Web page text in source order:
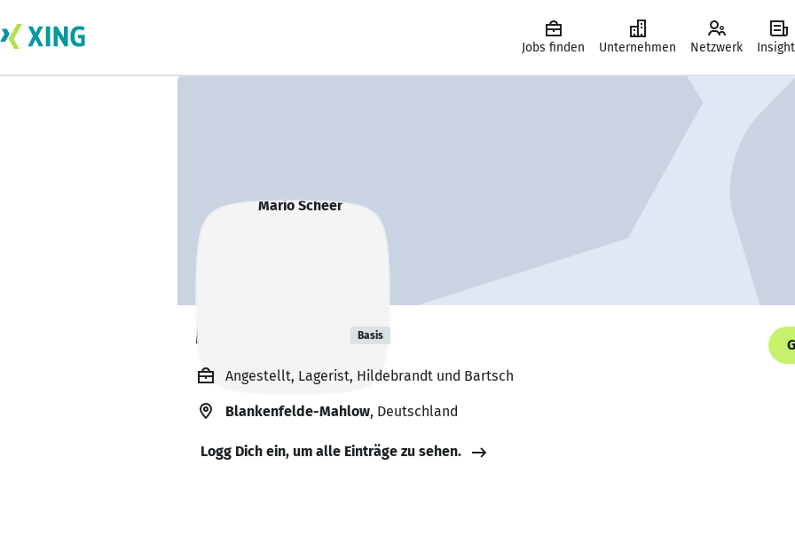
Jobs finden Unternehmen Netzwerk
Mario Scheer Basis
Angestellt, Lagerist, Hildebrandt und Bartsch
Blankenfelde-Mahlow, Deutschland
Logg Dich ein, um alle Einträge zu sehen.